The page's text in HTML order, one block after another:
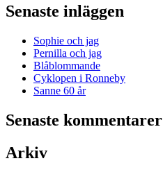
Senaste inläggen
Sophie och jag
Pernilla och jag
Blåblommande
Cyklopen i Ronneby
Sanne 60 år
Senaste kommentarer
Arkiv